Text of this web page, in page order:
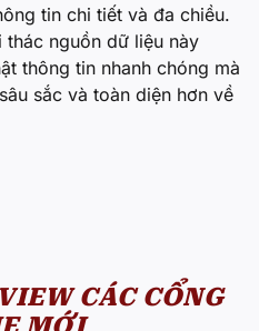
tin chi tiết và đa chiều.
nguồn dữ liệu này
thông tin nhanh chóng mà
sắc và toàn diện hơn về
CÁC CỔNG